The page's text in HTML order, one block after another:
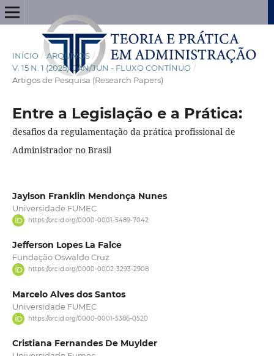
INÍCIO / ARQUIVOS /
V. 15 N. 1 (2025): JAN/JUN - FLUXO CONTÍNUO /
Artigos de Pesquisa (Research Papers)
Entre a Legislação e a Prática:
desafios da regulamentação da prática profissional de
Administrador no Brasil
Jaylson Franklin Mendonça Nunes
Universidade FUMEC
https://orcid.org/0000-0001-5489-7042
Jefferson Lopes La Falce
Fundação Oswaldo Cruz
https://orcid.org/0000-0002-3293-2908
Marcelo Alves dos Santos
Universidade FUMEC
https://orcid.org/0000-0001-5386-0520
Cristiana Fernandes De Muylder